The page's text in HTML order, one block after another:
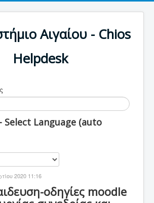
Αιγαίου - Chios
Helpdesk
Select Language (auto
2020 11:16
οδηγίες moodle